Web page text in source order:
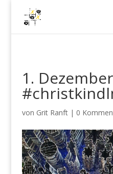
1.
von Grit Ranft| 0